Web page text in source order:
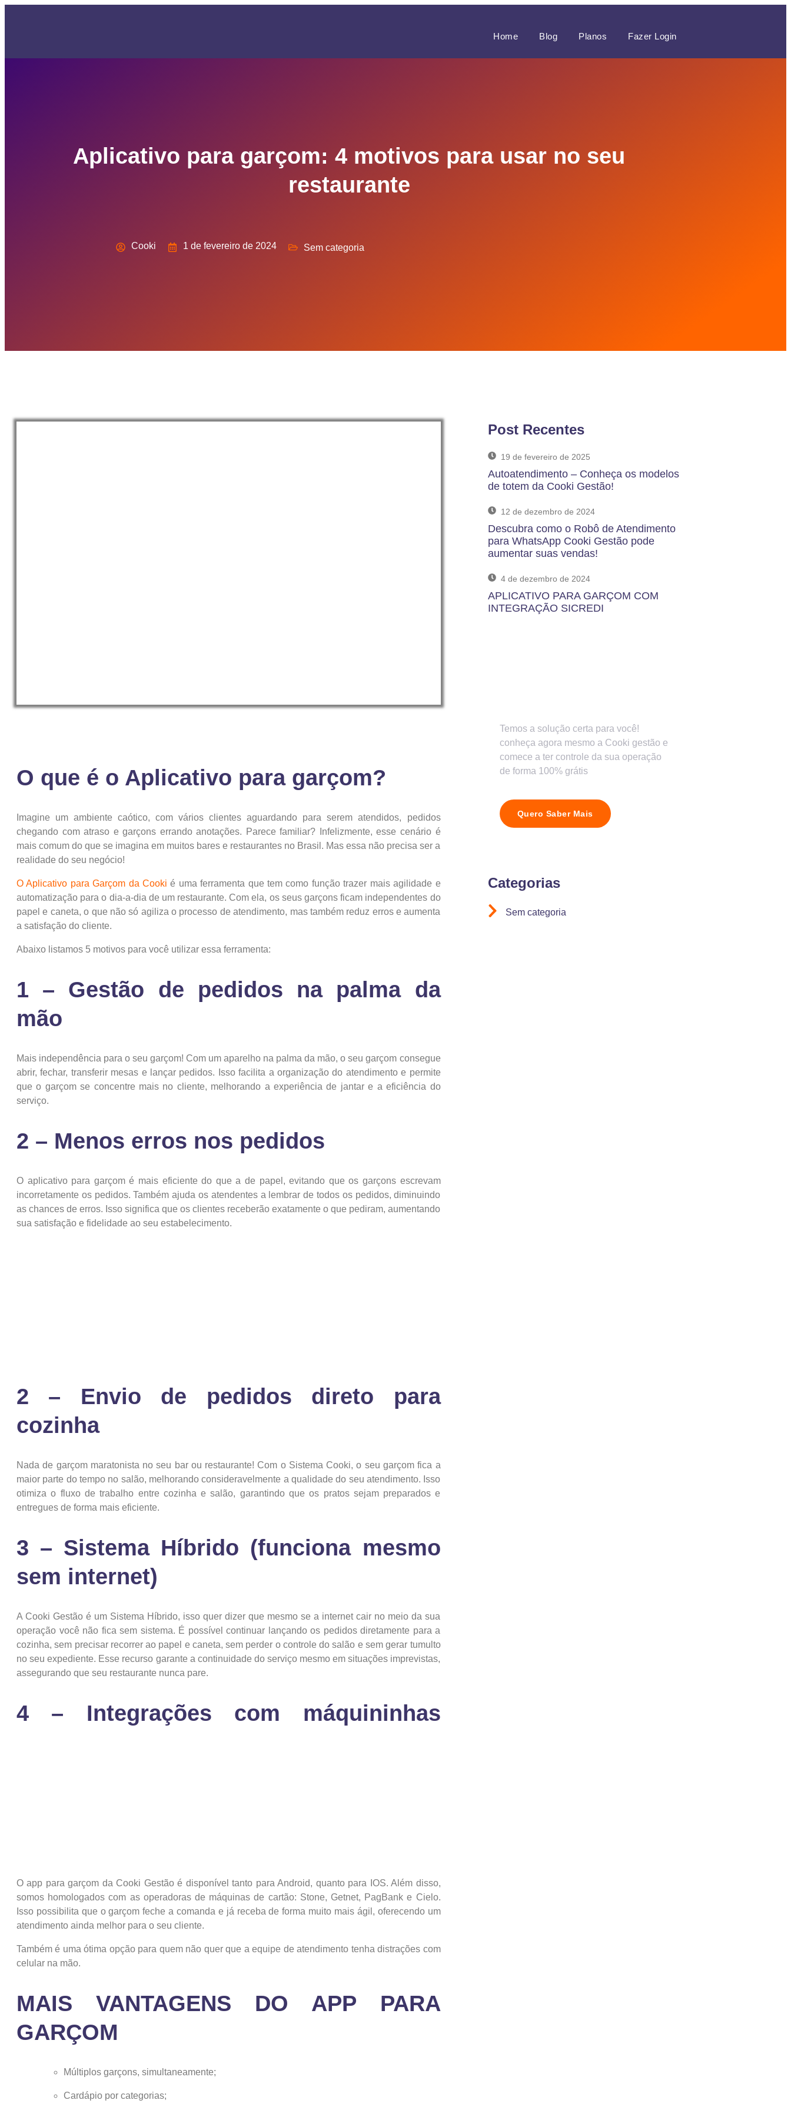
Home Blog Planos Fazer Login
Aplicativo para garçom: 4 motivos para usar no seu
restaurante
Cooki 1 de fevereiro de 2024 Sem categoria
O que é o Aplicativo para garçom?
Imagine um ambiente caótico, com vários clientes aguardando para serem atendidos, pedidos
chegando com atraso e garçons errando anotações. Parece familiar? Infelizmente, esse cenário é
mais comum do que se imagina em muitos bares e restaurantes no Brasil. Mas essa não precisa ser a
realidade do seu negócio!
O Aplicativo para Garçom da Cooki é uma ferramenta que tem como função trazer mais agilidade e
automatização para o dia-a-dia de um restaurante. Com ela, os seus garçons ficam independentes do
papel e caneta, o que não só agiliza o processo de atendimento, mas também reduz erros e aumenta
a satisfação do cliente.
Abaixo listamos 5 motivos para você utilizar essa ferramenta:
1 – Gestão de pedidos na palma da
mão
Mais independência para o seu garçom! Com um aparelho na palma da mão, o seu garçom consegue
abrir, fechar, transferir mesas e lançar pedidos. Isso facilita a organização do atendimento e permite
que o garçom se concentre mais no cliente, melhorando a experiência de jantar e a eficiência do
serviço.
2 – Menos erros nos pedidos
O aplicativo para garçom é mais eficiente do que a de papel, evitando que os garçons escrevam
incorretamente os pedidos. Também ajuda os atendentes a lembrar de todos os pedidos, diminuindo
as chances de erros. Isso significa que os clientes receberão exatamente o que pediram, aumentando
sua satisfação e fidelidade ao seu estabelecimento.
2 – Envio de pedidos direto para
cozinha
Nada de garçom maratonista no seu bar ou restaurante! Com o Sistema Cooki, o seu garçom fica a
maior parte do tempo no salão, melhorando consideravelmente a qualidade do seu atendimento. Isso
otimiza o fluxo de trabalho entre cozinha e salão, garantindo que os pratos sejam preparados e
entregues de forma mais eficiente.
3 – Sistema Híbrido (funciona mesmo
sem internet)
A Cooki Gestão é um Sistema Híbrido, isso quer dizer que mesmo se a internet cair no meio da sua
operação você não fica sem sistema. É possível continuar lançando os pedidos diretamente para a
cozinha, sem precisar recorrer ao papel e caneta, sem perder o controle do salão e sem gerar tumulto
no seu expediente. Esse recurso garante a continuidade do serviço mesmo em situações imprevistas,
assegurando que seu restaurante nunca pare.
4 – Integrações com máquininhas
O app para garçom da Cooki Gestão é disponível tanto para Android, quanto para IOS. Além disso,
somos homologados com as operadoras de máquinas de cartão: Stone, Getnet, PagBank e Cielo.
Isso possibilita que o garçom feche a comanda e já receba de forma muito mais ágil, oferecendo um
atendimento ainda melhor para o seu cliente.
Também é uma ótima opção para quem não quer que a equipe de atendimento tenha distrações com
celular na mão.
MAIS VANTAGENS DO APP PARA
GARÇOM
Múltiplos garçons, simultaneamente;
Cardápio por categorias;
Post Recentes
19 de fevereiro de 2025
Autoatendimento – Conheça os modelos
de totem da Cooki Gestão!
12 de dezembro de 2024
Descubra como o Robô de Atendimento
para WhatsApp Cooki Gestão pode
aumentar suas vendas!
4 de dezembro de 2024
APLICATIVO PARA GARÇOM COM
INTEGRAÇÃO SICREDI
Temos a solução certa para você!
conheça agora mesmo a Cooki gestão e
comece a ter controle da sua operação
de forma 100% grátis
Quero Saber Mais
Categorias
Sem categoria